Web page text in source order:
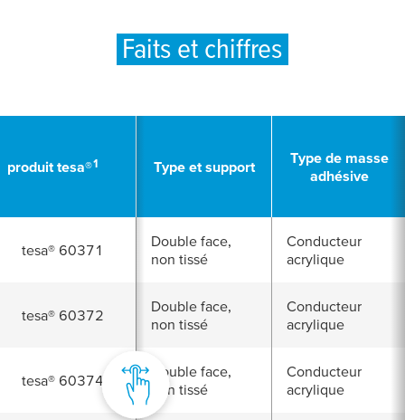
Faits et chiffres
produit tesa®1 Type et support
Type de masse
adhésive
tesa® 60371
Double face,
non tissé
Conducteur
acrylique
tesa® 60372
Double face,
non tissé
Conducteur
acrylique
tesa® 60374
Double face,
non tissé
Conducteur
acrylique